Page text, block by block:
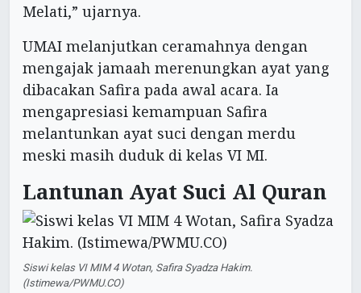
Melati,” ujarnya.
UMAI melanjutkan ceramahnya dengan
mengajak jamaah merenungkan ayat yang
dibacakan Safira pada awal acara. Ia
mengapresiasi kemampuan Safira
melantunkan ayat suci dengan merdu
meski masih duduk di kelas VI MI.
Lantunan Ayat Suci Al Quran
Siswi kelas VI MIM 4 Wotan, Safira Syadza Hakim.
(Istimewa/PWMU.CO)